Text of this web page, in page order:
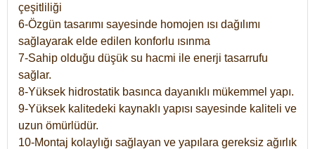
çeşitliliği
6-Özgün tasarımı sayesinde homojen ısı dağılımı
sağlayarak elde edilen konforlu ısınma
7-Sahip olduğu düşük su hacmi ile enerji tasarrufu
sağlar.
8-Yüksek hidrostatik basınca dayanıklı mükemmel yapı.
9-Yüksek kalitedeki kaynaklı yapısı sayesinde kaliteli ve
uzun ömürlüdür.
10-Montaj kolaylığı sağlayan ve yapılara gereksiz ağırlık